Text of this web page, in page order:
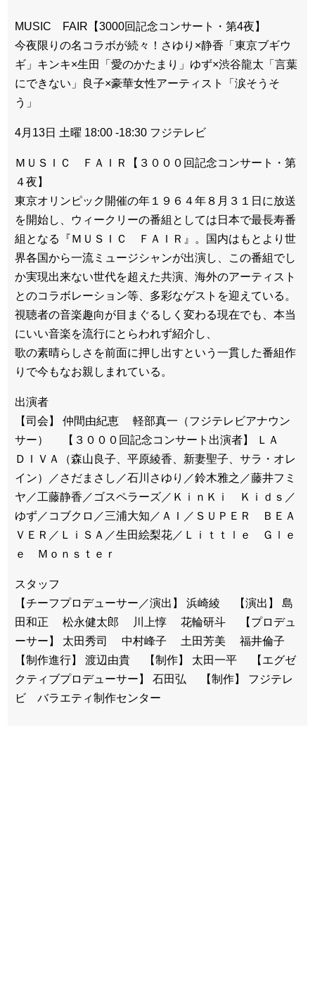
MUSIC FAIR【3000回記念コンサート・第4夜】
今夜限りの名コラボが続々！さゆり×静香「東京ブギウ
ギ」キンキ×生田「愛のかたまり」ゆず×渋谷龍太「言葉
にできない」良子×豪華女性アーティスト「涙そうそ
う」
4月13日 土曜 18:00 -18:30 フジテレビ
ＭＵＳＩＣ ＦＡＩＲ【３０００回記念コンサート・第
４夜】
東京オリンピック開催の年１９６４年８月３１日に放送
を開始し、ウィークリーの番組としては日本で最長寿番
組となる『ＭＵＳＩＣ ＦＡＩＲ』。国内はもとより世
界各国から一流ミュージシャンが出演し、この番組でし
か実現出来ない世代を超えた共演、海外のアーティスト
とのコラボレーション等、多彩なゲストを迎えている。
視聴者の音楽趣向が目まぐるしく変わる現在でも、本当
にいい音楽を流行にとらわれず紹介し、
歌の素晴らしさを前面に押し出すという一貫した番組作
りで今もなお親しまれている。
出演者
【司会】 仲間由紀恵 軽部真一（フジテレビアナウン
サー） 【３０００回記念コンサート出演者】 ＬＡ
ＤＩＶＡ（森山良子、平原綾香、新妻聖子、サラ・オレ
イン）／さだまさし／石川さゆり／鈴木雅之／藤井フミ
ヤ／工藤静香／ゴスペラーズ／ＫｉｎＫｉ Ｋｉｄｓ／
ゆず／コブクロ／三浦大知／ＡＩ／ＳＵＰＥＲ ＢＥＡ
ＶＥＲ／ＬｉＳＡ／生田絵梨花／Ｌｉｔｔｌｅ Ｇｌｅ
ｅ Ｍｏｎｓｔｅｒ
スタッフ
【チーフプロデューサー／演出】 浜崎綾 【演出】 島
田和正 松永健太郎 川上惇 花輪研斗 【プロデュ
ーサー】 太田秀司 中村峰子 土田芳美 福井倫子
【制作進行】 渡辺由貴 【制作】 太田一平 【エグゼ
クティブプロデューサー】 石田弘 【制作】 フジテレ
ビ バラエティ制作センター